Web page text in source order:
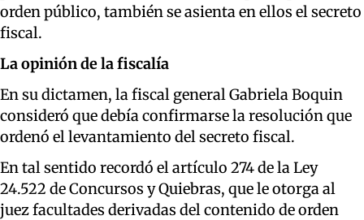
orden público, también se asienta en ellos el secreto
fiscal.
La opinión de la fiscalía
En su dictamen, la fiscal general Gabriela Boquin
consideró que debía confirmarse la resolución que
ordenó el levantamiento del secreto fiscal.
En tal sentido recordó el artículo 274 de la Ley
24.522 de Concursos y Quiebras, que le otorga al
juez facultades derivadas del contenido de orden